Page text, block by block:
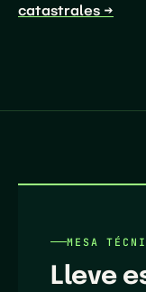
catastrales →
MESA
Lleve